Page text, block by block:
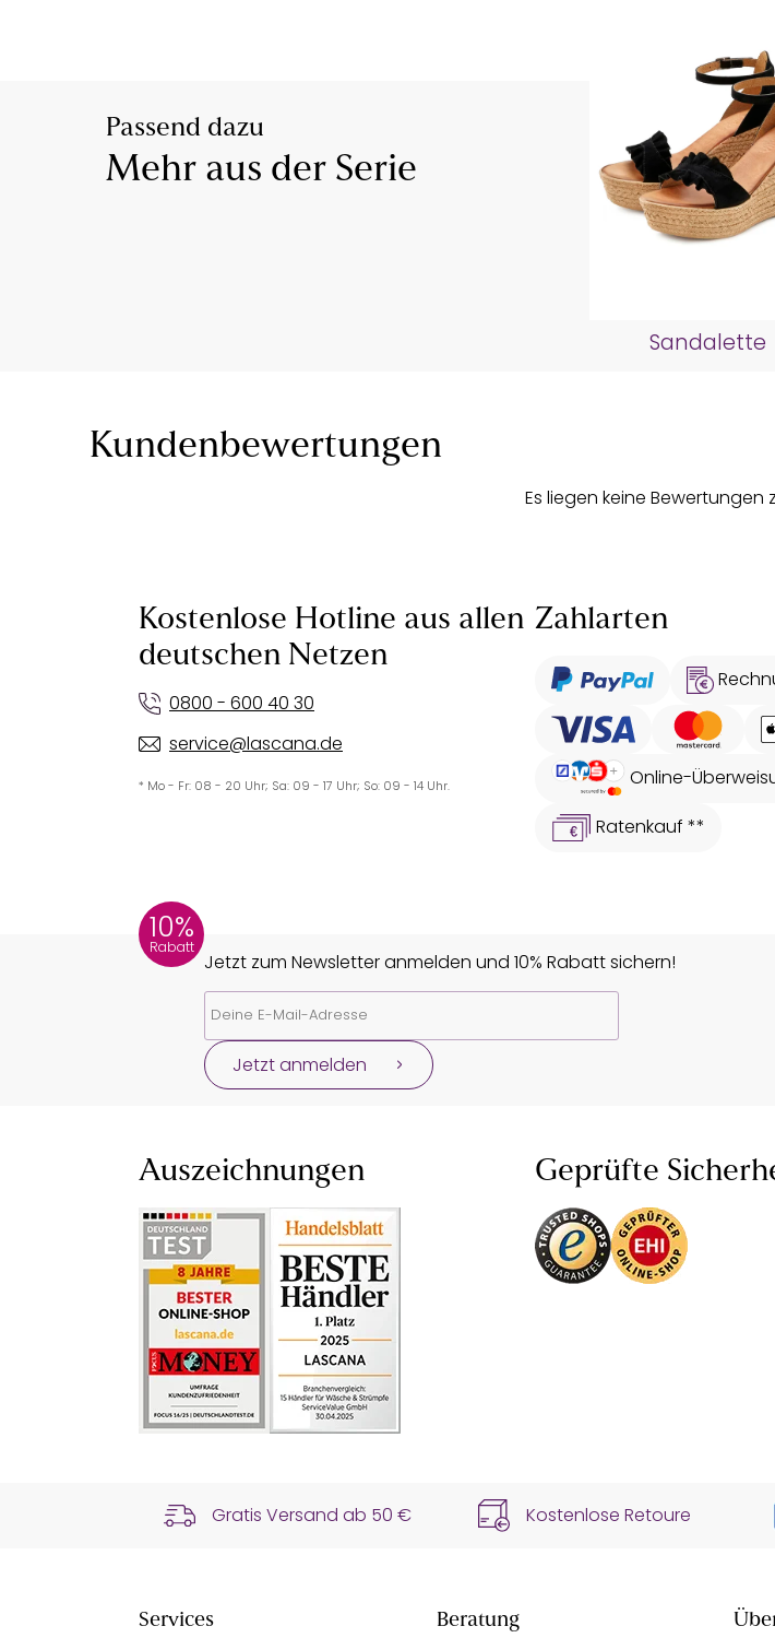
Passend dazu
Mehr aus der Serie
Sandalette
Kundenbewertungen
Es liegen keine Bewertungen
Kostenlose Hotline aus allen
deutschen Netzen
0800 - 600 40 30
service@lascana.de
* Mo - Fr: 08 - 20 Uhr; Sa: 09 - 17 Uhr; So: 09 - 14 Uhr.
Zahlarten
Online-
Ratenkauf **
10%
Rabatt
Jetzt zum Newsletter anmelden und 10% Rabatt sichern!
Jetzt anmelden
Auszeichnungen Geprüfte
Gratis Versand ab 50 € Kostenlose Retoure
Services Beratung